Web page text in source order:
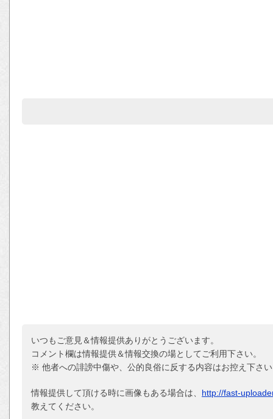
いつもご意見＆情報提供ありがとうございます。
コメント欄は情報提供＆情報交換の場としてご利用下さい。
※ 他者への誹謗中傷や、公的良俗に反する内容はお控え下さ
情報提供して頂ける時に画像もある場合は、 http://fast-
教えてください。